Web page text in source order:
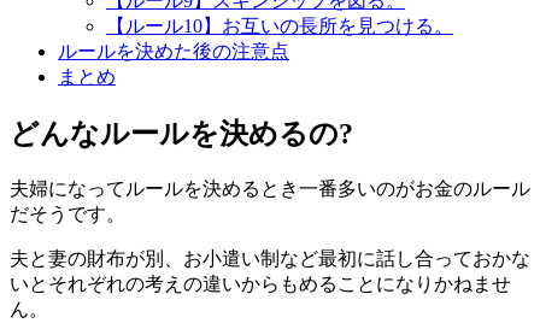
【ルール10】お互いの長所を見つける。
ルールを決めた後の注意点
まとめ
どんなルールを決めるの?
夫婦になってルールを決めるとき一番多いのがお金のルール
だそうです。
夫と妻の財布が別、お小遣い制など最初に話し合っておかな
いとそれぞれの考えの違いからもめることになりかねませ
ん。